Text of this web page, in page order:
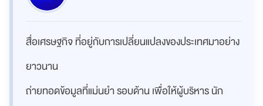
สื่อเศรษฐกิจ ที่อยู่กับการเปลี่ยนแปลงของประเทศมาอย่าง
ยาวนาน
ถ่ายทอดข้อมูลที่แม่นยำ รอบด้าน เพื่อให้ผู้บริหาร นัก